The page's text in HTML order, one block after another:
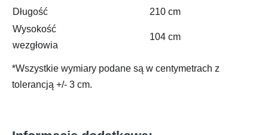
Długość
210 cm
Wysokość
wezgłowia
104 cm
*Wszystkie wymiary podane są w centymetrach z
tolerancją +/- 3 cm.